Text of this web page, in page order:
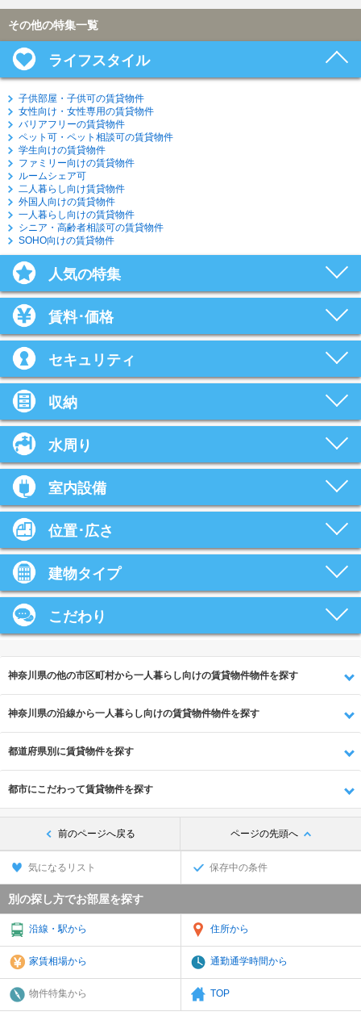
その他の特集一覧
ライフスタイル
子供部屋・子供可の賃貸物件
女性向け・女性専用の賃貸物件
バリアフリーの賃貸物件
ペット可・ペット相談可の賃貸物件
学生向けの賃貸物件
ファミリー向けの賃貸物件
ルームシェア可
二人暮らし向け賃貸物件
外国人向けの賃貸物件
一人暮らし向けの賃貸物件
シニア・高齢者相談可の賃貸物件
SOHO向けの賃貸物件
人気の特集
賃料･価格
セキュリティ
収納
水周り
室内設備
位置･広さ
建物タイプ
こだわり
神奈川県の他の市区町村から一人暮らし向けの賃貸物件物件を探す
神奈川県の沿線から一人暮らし向けの賃貸物件物件を探す
都道府県別に賃貸物件を探す
都市にこだわって賃貸物件を探す
前のページへ戻る ページの先頭へ
気になるリスト 保存中の条件
別の探し方でお部屋を探す
沿線・駅から 住所から
家賃相場から 通勤通学時間から
物件特集から TOP